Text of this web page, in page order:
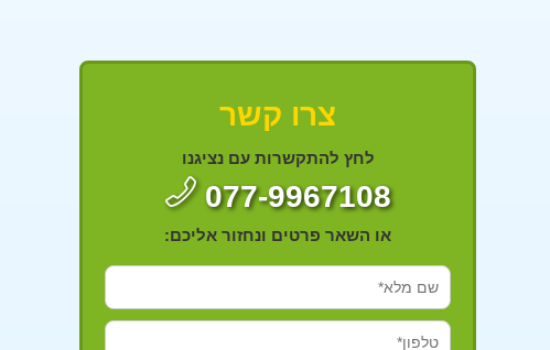
צרו קשר
לחץ להתקשרות עם נציגנו
077-9967108
או השאר פרטים ונחזור אליכם: